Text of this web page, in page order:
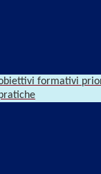
formativi